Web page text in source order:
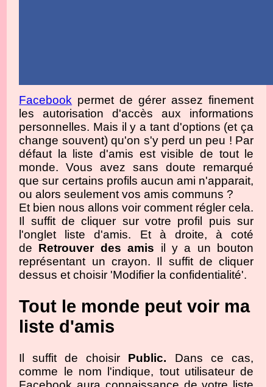
Facebook permet de gérer assez finement
les autorisation d'accès aux informations
personnelles. Mais il y a tant d'options (et ça
change souvent) qu'on s'y perd un peu ! Par
défaut la liste d'amis est visible de tout le
monde. Vous avez sans doute remarqué
que sur certains profils aucun ami n'apparait,
ou alors seulement vos amis communs ?
Et bien nous allons voir comment régler cela.
Il suffit de cliquer sur votre profil puis sur
l'onglet liste d'amis. Et à droite, à coté
de Retrouver des amis il y a un bouton
représentant un crayon. Il suffit de cliquer
dessus et choisir 'Modifier la confidentialité'.
Tout le monde peut voir ma
liste d'amis
Il suffit de choisir Public. Dans ce cas,
comme le nom l'indique, tout utilisateur de